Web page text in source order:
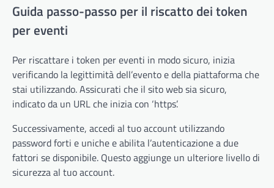
Guida passo-passo per il riscatto dei token
per eventi
Per riscattare i token per eventi in modo sicuro, inizia
verificando la legittimità dell’evento e della piattaforma che
stai utilizzando. Assicurati che il sito web sia sicuro,
indicato da un URL che inizia con ‘https’.
Successivamente, accedi al tuo account utilizzando
password forti e uniche e abilita l’autenticazione a due
fattori se disponibile. Questo aggiunge un ulteriore livello di
sicurezza al tuo account.